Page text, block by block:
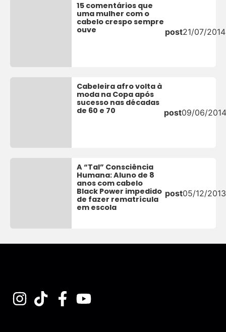
15 comentários que
uma mulher com o
cabelo crespo sempre
ouve
post21/07/2014
Cabeleira afro volta à
moda na Copa após
sucesso nas décadas
de 60 e 70
post09/06/
A “Tal” Consciência
Humana: Aluno de 8
anos com cabelo
Black Power impedido
de fazer rematrícula
em escola
post05/12/2013